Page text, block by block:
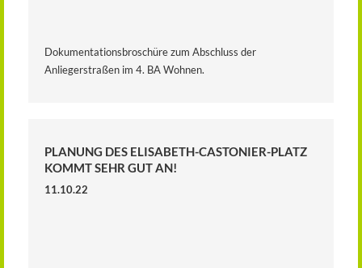
Dokumentationsbroschüre zum Abschluss der
Anliegerstraßen im 4. BA Wohnen.
PLANUNG DES ELISABETH-CASTONIER-PLATZ
KOMMT SEHR GUT AN!
11.10.22